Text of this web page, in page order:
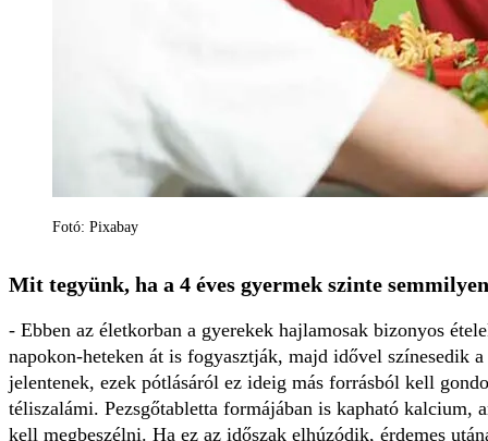
Fotó: Pixabay
Mit tegyünk, ha a 4 éves gyermek szinte
- Ebben az életkorban a gyerekek hajlamosak bizonyos
napokon-heteken át is fogyasztják, majd idővel színesedik
jelentenek, ezek pótlásáról ez ideig más forrásból kell
téliszalámi. Pezsgőtabletta formájában is kapható
kell megbeszélni. Ha ez az időszak elhúzódik, érdemes